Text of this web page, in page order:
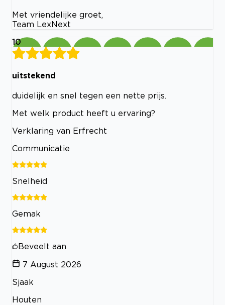
Met vriendelijke groet,
Team LexNext
10
uitstekend
duidelijk en snel tegen een nette prijs.
Met welk product heeft u ervaring?
Verklaring van Erfrecht
Communicatie
Snelheid
Gemak
Beveelt aan
7 August 2026
Sjaak
Houten